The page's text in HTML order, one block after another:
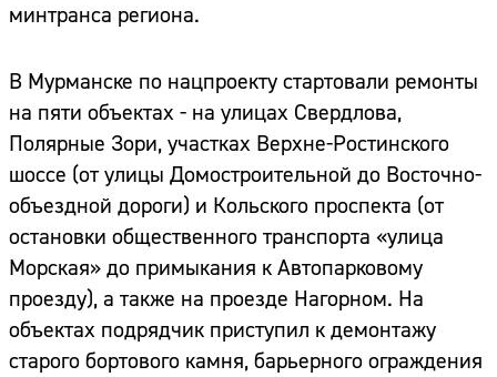
минтранса региона.
В Мурманске по нацпроекту стартовали ремонты
на пяти объектах - на улицах Свердлова,
Полярные Зори, участках Верхне-Ростинского
шоссе (от улицы Домостроительной до Восточно-
объездной дороги) и Кольского проспекта (от
остановки общественного транспорта «улица
Морская» до примыкания к Автопарковому
проезду), а также на проезде Нагорном. На
объектах подрядчик приступил к демонтажу
старого бортового камня, барьерного ограждения